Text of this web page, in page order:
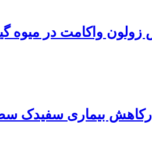
واکامت در میوه
بیماری سفیدک